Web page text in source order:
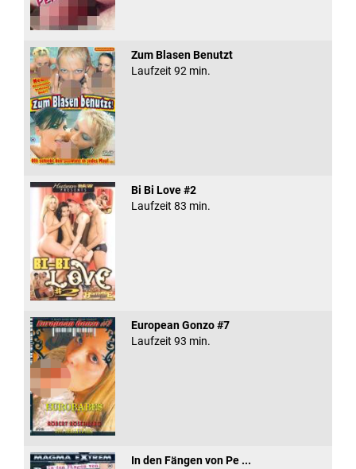
Zum Blasen Benutzt
Laufzeit 92 min.
Bi Bi Love #2
Laufzeit 83 min.
European Gonzo #7
Laufzeit 93 min.
In den Fängen von Pe ...